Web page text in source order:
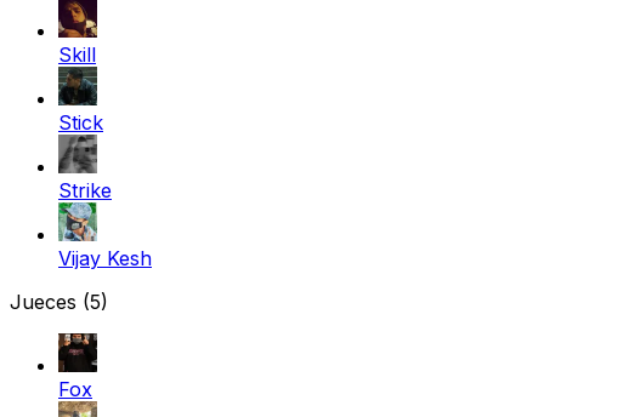
Skill
Stick
Strike
Vijay Kesh
Jueces (5)
Fox